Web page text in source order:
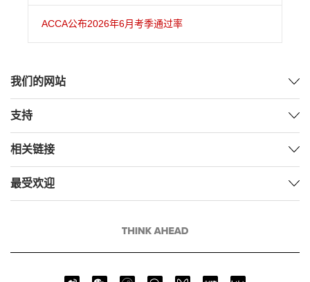
ACCA公布2026年6月考季通过率
我们的网站
支持
相关链接
最受欢迎